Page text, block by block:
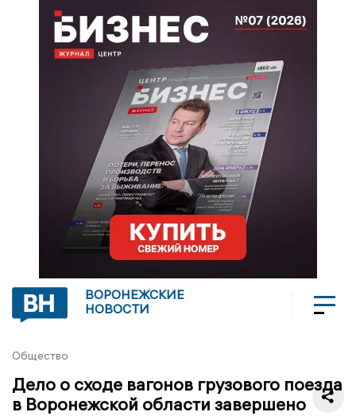
ВОРОНЕЖСКИЕ
НОВОСТИ
Общество
Дело о сходе вагонов грузового поезда
в Воронежской области завершено